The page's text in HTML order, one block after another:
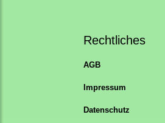
Rechtliches
AGB
Impressum
Datenschutz